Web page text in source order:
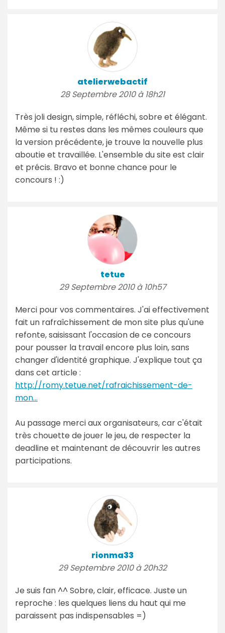
atelierwebactif
28 Septembre 2010 à 18h21
Très joli design, simple, réfléchi, sobre et élégant.
Même si tu restes dans les mêmes couleurs que
la version précédente, je trouve la nouvelle plus
aboutie et travaillée. L'ensemble du site est clair
et précis. Bravo et bonne chance pour le
concours ! :)
tetue
29 Septembre 2010 à 10h57
Merci pour vos commentaires. J'ai effectivement
fait un rafraîchissement de mon site plus qu'une
refonte, saisissant l'occasion de ce concours
pour pousser la travail encore plus loin, sans
changer d'identité graphique. J'explique tout ça
dans cet article :
http://romy.tetue.net/rafraichissement-de-
mon...
Au passage merci aux organisateurs, car c'était
très chouette de jouer le jeu, de respecter la
deadline et maintenant de découvrir les autres
participations.
rionma33
29 Septembre 2010 à 20h32
Je suis fan ^^ Sobre, clair, efficace. Juste un
reproche : les quelques liens du haut qui me
paraissent pas indispensables =)